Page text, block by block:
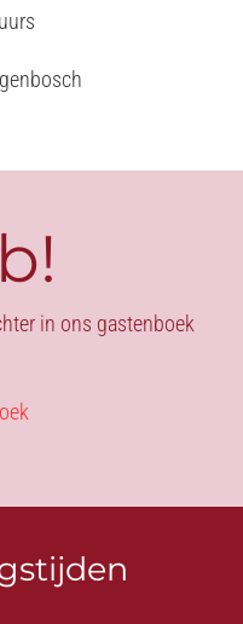
in ons gastenboek